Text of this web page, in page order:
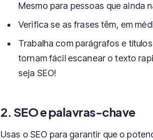
Mesmo para pessoas que ainda
Verifica se as frases têm, em
Trabalha com parágrafos e
tornam fácil escanear o texto
seja SEO!
2. SEO e palavras-chave
Usas o SEO para garantir que o